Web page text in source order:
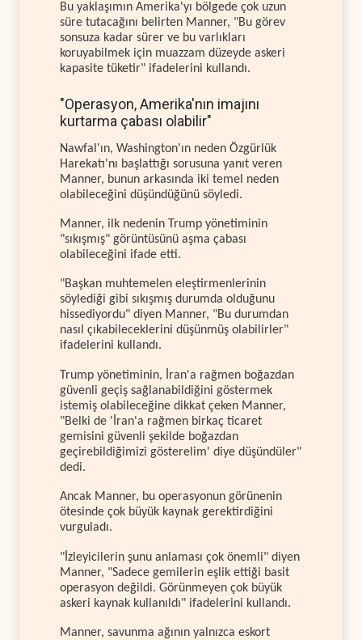
Bu yaklaşımın Amerika'yı bölgede çok uzun
süre tutacağını belirten Manner, "Bu görev
sonsuza kadar sürer ve bu varlıkları
koruyabilmek için muazzam düzeyde askeri
kapasite tüketir" ifadelerini kullandı.
"Operasyon, Amerika'nın imajını
kurtarma çabası olabilir"
Nawfal'ın, Washington'ın neden Özgürlük
Harekatı'nı başlattığı sorusuna yanıt veren
Manner, bunun arkasında iki temel neden
olabileceğini düşündüğünü söyledi.
Manner, ilk nedenin Trump yönetiminin
"sıkışmış" görüntüsünü aşma çabası
olabileceğini ifade etti.
"Başkan muhtemelen eleştirmenlerinin
söylediği gibi sıkışmış durumda olduğunu
hissediyordu" diyen Manner, "Bu durumdan
nasıl çıkabileceklerini düşünmüş olabilirler"
ifadelerini kullandı.
Trump yönetiminin, İran'a rağmen boğazdan
güvenli geçiş sağlanabildiğini göstermek
istemiş olabileceğine dikkat çeken Manner,
"Belki de 'İran'a rağmen birkaç ticaret
gemisini güvenli şekilde boğazdan
geçirebildiğimizi gösterelim' diye düşündüler"
dedi.
Ancak Manner, bu operasyonun görünenin
ötesinde çok büyük kaynak gerektirdiğini
vurguladı.
"İzleyicilerin şunu anlaması çok önemli" diyen
Manner, "Sadece gemilerin eşlik ettiği basit
operasyon değildi. Görünmeyen çok büyük
askeri kaynak kullanıldı" ifadelerini kullandı.
Manner, savunma ağının yalnızca eskort